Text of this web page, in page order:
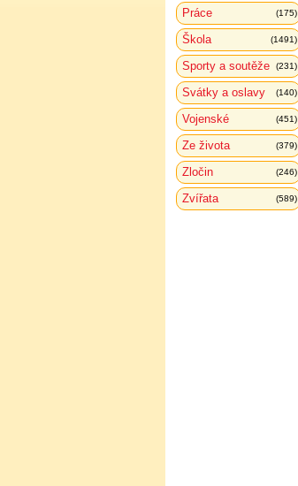
Práce (175)
Škola (1491)
Sporty a soutěže (231)
Svátky a oslavy (140)
Vojenské (451)
Ze života (379)
Zločin (246)
Zvířata (589)